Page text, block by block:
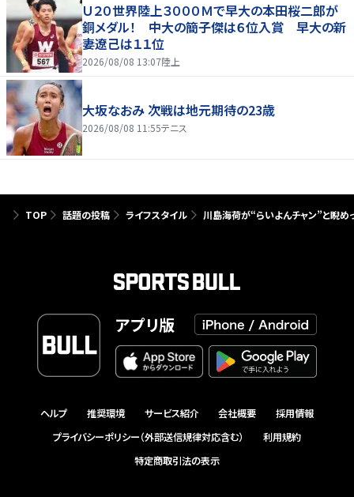
Ｕ２０世界陸上３０００Ｍで早大の本田桜二郎が
銅メダル！ 中大の簡子傑は６位入賞 早大の新
妻遼己は１１位
2026/08/08 13:07陸上
大坂なおみ 次戦は地元期待の23歳
2026/08/08 11:55テニス
TOP 話題の投稿 ライフスタイル 川島海荷が“らいよんチャン”と睨め
アプリ版
ヘルプ 推奨環境 サービス紹介 会社概要
採用情報
プライバシーポリシー（外部送信規律対応含む）
利用規約
特定商取引法の表示